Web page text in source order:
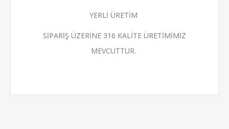
YERLİ ÜRETİM
SİPARİŞ ÜZERİNE 316 KALİTE ÜRETİMİMİZ
MEVCUTTUR.